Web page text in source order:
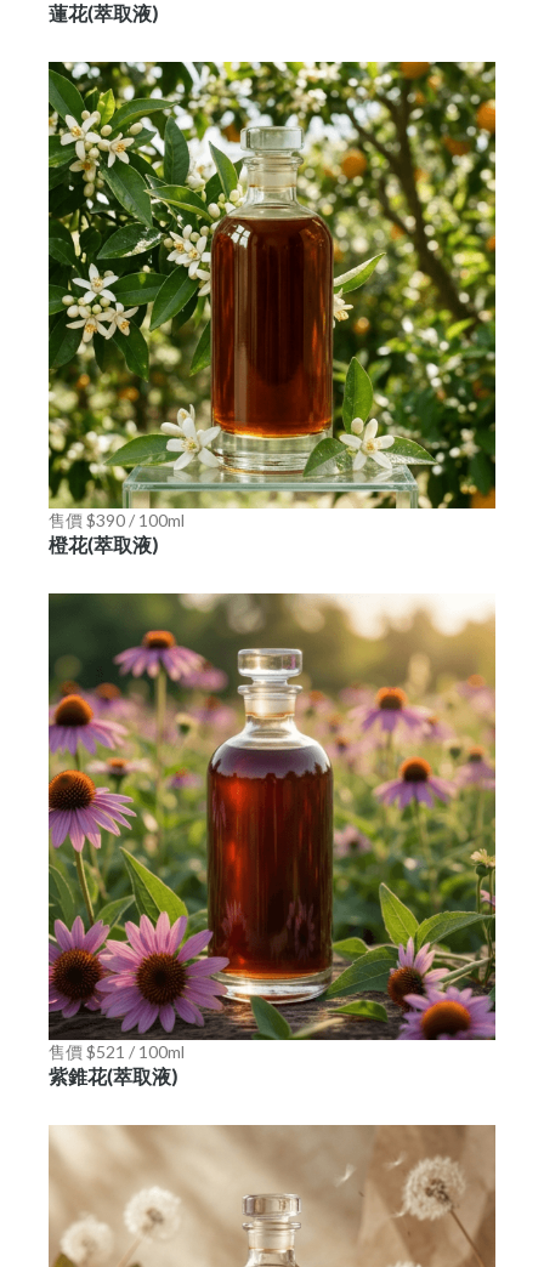
蓮花(萃取液)
售價 $390 / 100ml
橙花(萃取液)
售價 $521 / 100ml
紫錐花(萃取液)